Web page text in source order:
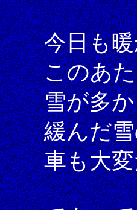
今日も
このあ
雪が多
緩んだ
車も大